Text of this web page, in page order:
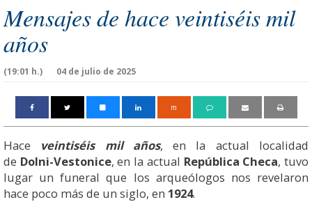
Mensajes de hace veintiséis mil
años
04 de julio de 2025
(19:01 h.)
m
Hace veintiséis mil años, en la actual localidad
de Dolni-Vestonice, en la actual República Checa, tuvo
lugar un funeral que los arqueólogos nos revelaron
hace poco más de un siglo, en 1924.